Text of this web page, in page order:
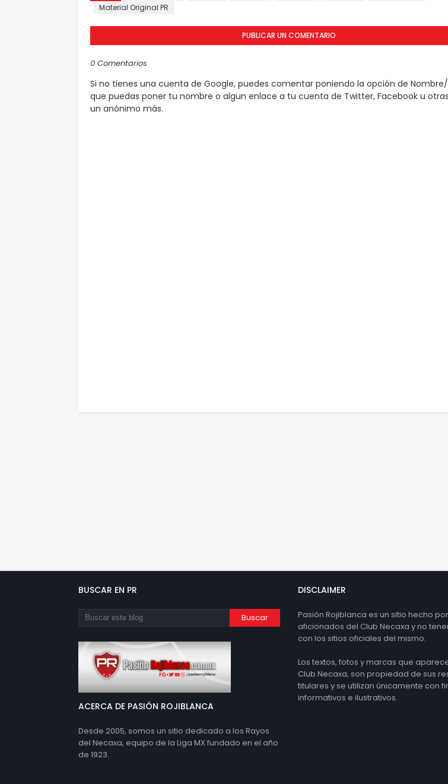
Material Original PR
PUBLICAR UN COMENTARIO
0 Comentarios
Si no tienes una cuenta de Google, puedes comentar poniendo la opción de Nombre/
que puedas poner tu nombre o algun enlace a tu cuenta de Twitter, Facebook u
un anónimo más.
BUSCAR EN PR
ACERCA DE PASIÓN ROJIBLANCA
Desde 2005, somos un sitio dedicado a los Rayos
del Necaxa, equipo de la Liga MX fundado en el año
de 1923.
DISCLAIMER
Pasión Rojiblanca es un sitio hecho
aficionados del Club Necaxa y no
con los sitios oficiales del mismo.
Los textos, fotos y marcas que
Club Necaxa, son propiedad de sus
titulares y se utilizan únicamente con
informativos e ilustrativos.